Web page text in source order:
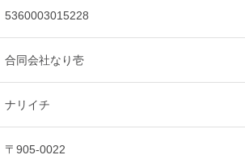
5360003015228
合同会社なり壱
ナリイチ
〒905-0022